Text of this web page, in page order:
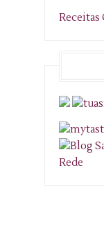
Receitas